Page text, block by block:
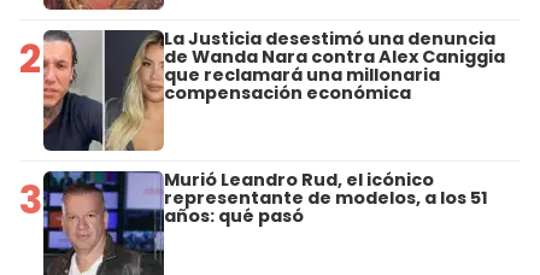
2 La Justicia desestimó una denuncia
de Wanda Nara contra Alex Caniggia
que reclamará una millonaria
compensación económica
3 Murió Leandro Rud, el icónico
representante de modelos, a los 51
años: qué pasó